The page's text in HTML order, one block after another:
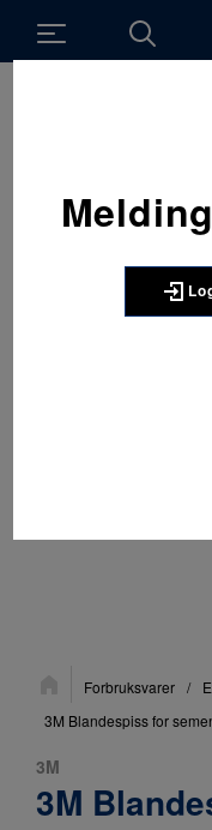
her:
Forbruksvarer /
3M Blandespiss for
3M
3M